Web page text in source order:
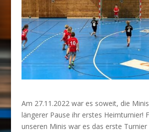
Am 27.11.2022 war es soweit, die
längerer Pause ihr erstes Heimturnier!
unseren Minis war es das erste